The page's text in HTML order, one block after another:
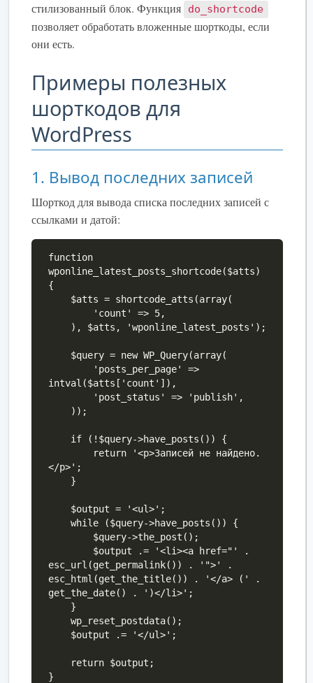
стилизованный блок. Функция
do_shortcode
позволяет обработать вложенные шорткоды, если
они есть.
Примеры полезных
шорткодов для
WordPress
1. Вывод последних записей
Шорткод для вывода списка последних записей с
ссылками и датой:
function
wponline_latest_posts_shortcode($atts)
{
intval($atts['count']),
</p>';
esc_url(get_permalink()) . '">' .
esc_html(get_the_title()) . '</a> (' .
get_the_date() . ')</li>';
}